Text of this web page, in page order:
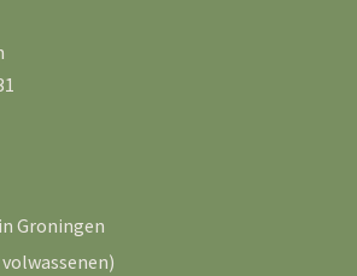
Groningen